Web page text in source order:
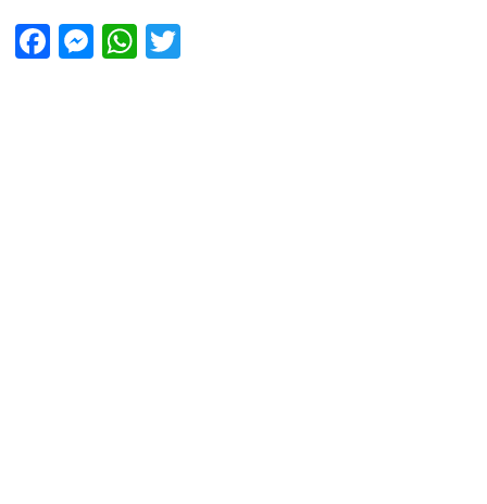
Facebook
Messenger
WhatsApp